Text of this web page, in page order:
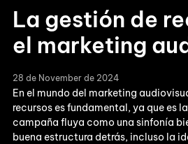
La gestión de
el marketing
28 de November de 2024
En el mundo del marketing
recursos es fundamental, ya que es
campaña fluya como una sinfonía
buena estructura detrás, incluso la